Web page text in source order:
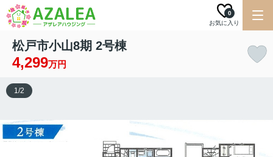
お気に入り
0
松戸市小山8期 2号棟
4,299万円
1/2